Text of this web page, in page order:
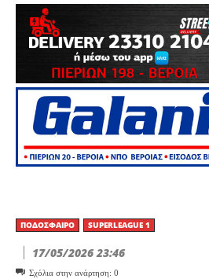
ΠΟΔΌΣΦΑΙΡΟ SUPERLEAGUE 1
17/05/2026 23:46
Σχόλια στην ανάρτηση: 0